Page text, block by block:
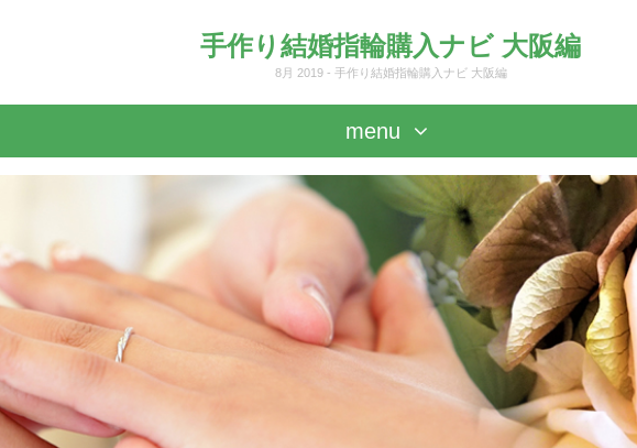
手作り結婚指輪購入ナビ 大阪編
8月 2019 - 手作り結婚指輪購入ナビ 大阪編
menu